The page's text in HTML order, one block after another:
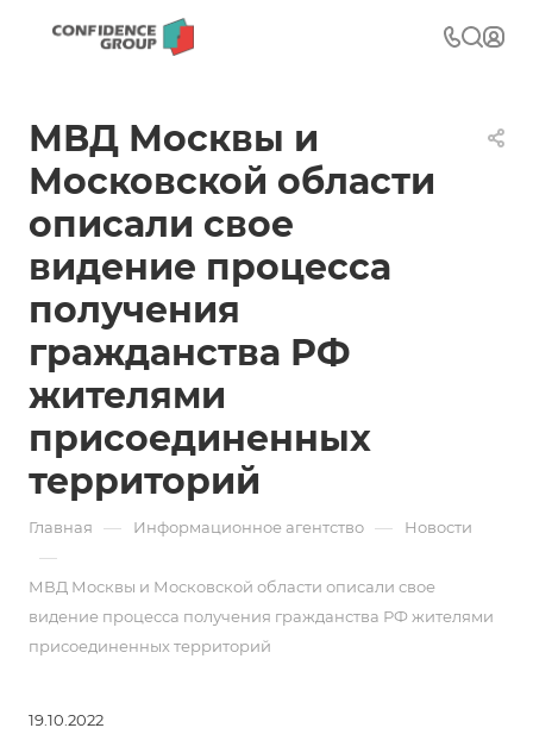
МВД Москвы и
Московской области
описали свое
видение процесса
получения
гражданства РФ
жителями
присоединенных
территорий
Главная — Информационное агентство — Новости
—
МВД Москвы и Московской области описали свое
видение процесса получения гражданства РФ жителями
присоединенных территорий
19.10.2022